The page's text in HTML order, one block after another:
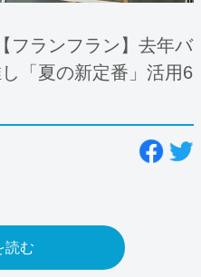
フランフラン】去年バ
「夏の新定番」活用6
読む